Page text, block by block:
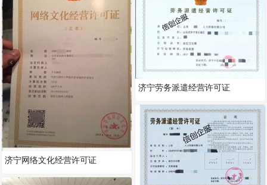
济宁网络文化经营许可证
济宁劳务派遣经营许可证